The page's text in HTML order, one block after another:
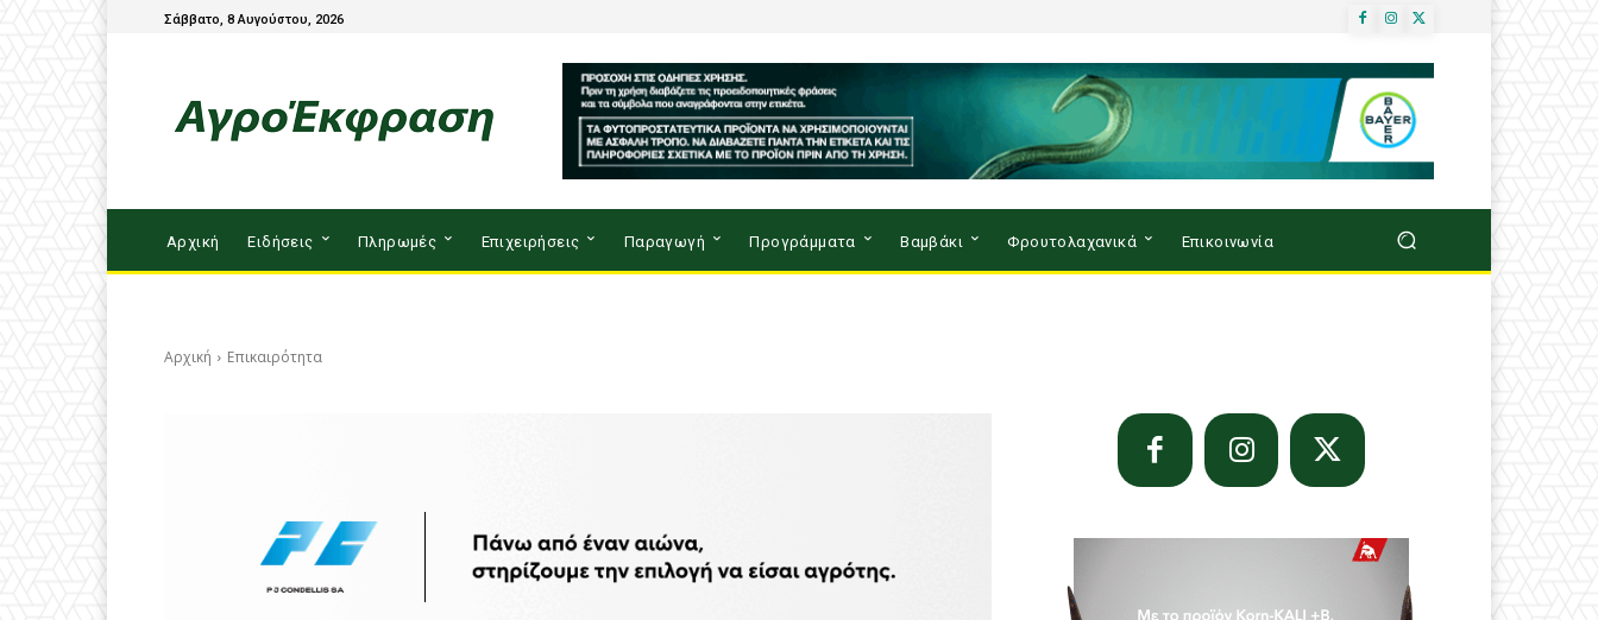
Σάββατο, 8 Αυγούστου, 2026
Αρχική Ειδήσεις Πληρωμές Επιχειρήσεις Παραγωγή Προγράμματα Βαμβάκι Φρουτολαχανικά Επικοινωνία
Αρχική Επικαιρότητα